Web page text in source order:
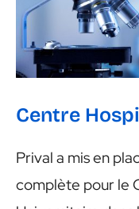
Centre
Prival a mis en
complète pour le